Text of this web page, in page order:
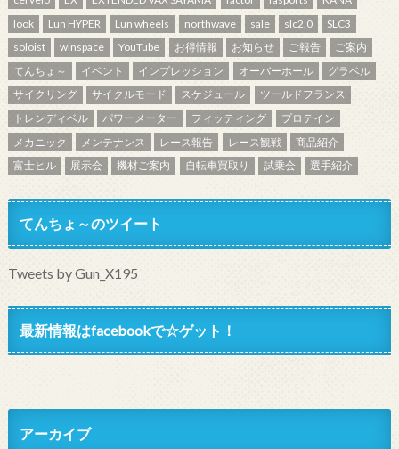
look
Lun HYPER Lun wheels northwave sale slc2.0
SLC3
soloist
winspace YouTube お得情報 お知らせ ご報告
ご案内
てんちょ～
イベント インプレッション オーバーホール
グラベル
サイクリング
サイクルモード スケジュール
ツールドフランス
トレンディベル
パワーメーター フィッティング
プロテイン
メカニック
メンテナンス レース報告 レース観戦
商品紹介
富士ヒル
展示会 機材ご案内 自転車買取り 試乗会 選手紹介
てんちょ～のツイート
Tweets by Gun_X195
最新情報はfacebookで☆ゲット！
アーカイブ